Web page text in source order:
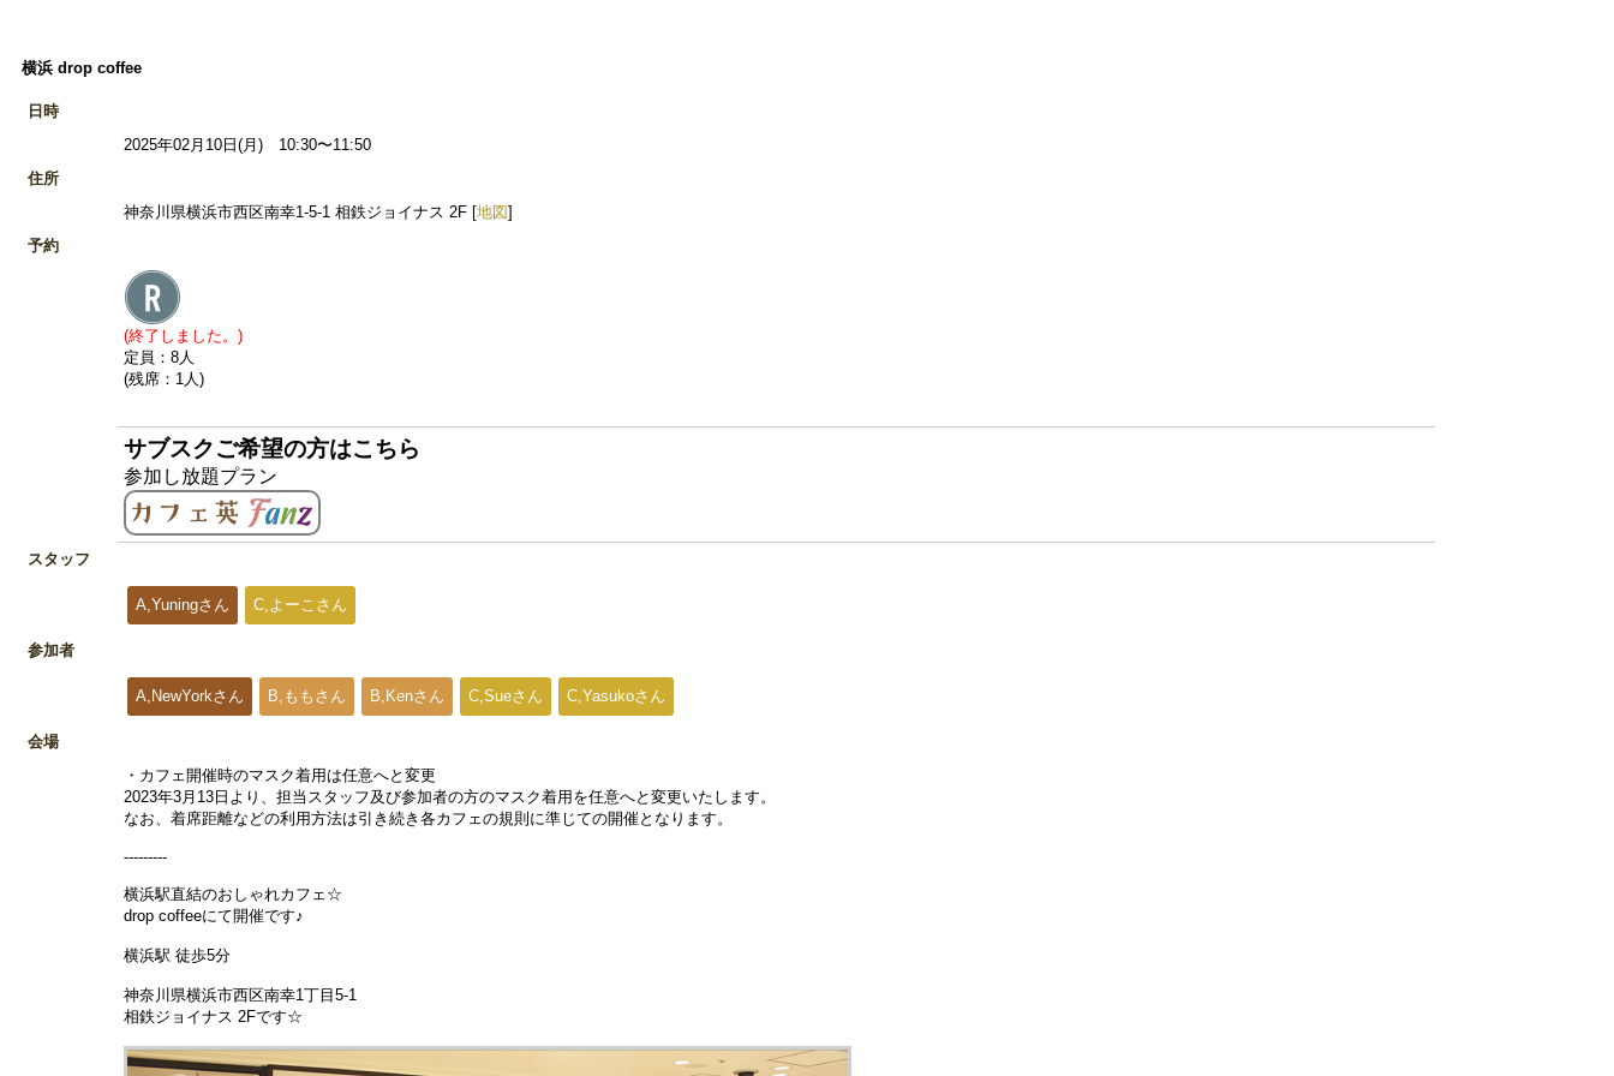
横浜 drop coffee
日時
2025年02月10日(月) 10:30〜11:50
住所
神奈川県横浜市西区南幸1-5-1 相鉄ジョイナス 2F [地図]
予約
(終了しました。)
定員：8人
(残席：1人)
サブスクご希望の方はこちら
参加し放題プラン
スタッフ
A,Yuningさん C,よーこさん
参加者
A,NewYorkさん B,ももさん B,Kenさん C,Sueさん C,Yasukoさん
会場
・カフェ開催時のマスク着用は任意へと変更
2023年3月13日より、担当スタッフ及び参加者の方のマスク着用を任意へと変更いたします。
なお、着席距離などの利用方法は引き続き各カフェの規則に準じての開催となります。
---------
横浜駅直結のおしゃれカフェ☆
drop coffeeにて開催です♪
横浜駅 徒歩5分
神奈川県横浜市西区南幸1丁目5-1
相鉄ジョイナス 2Fです☆